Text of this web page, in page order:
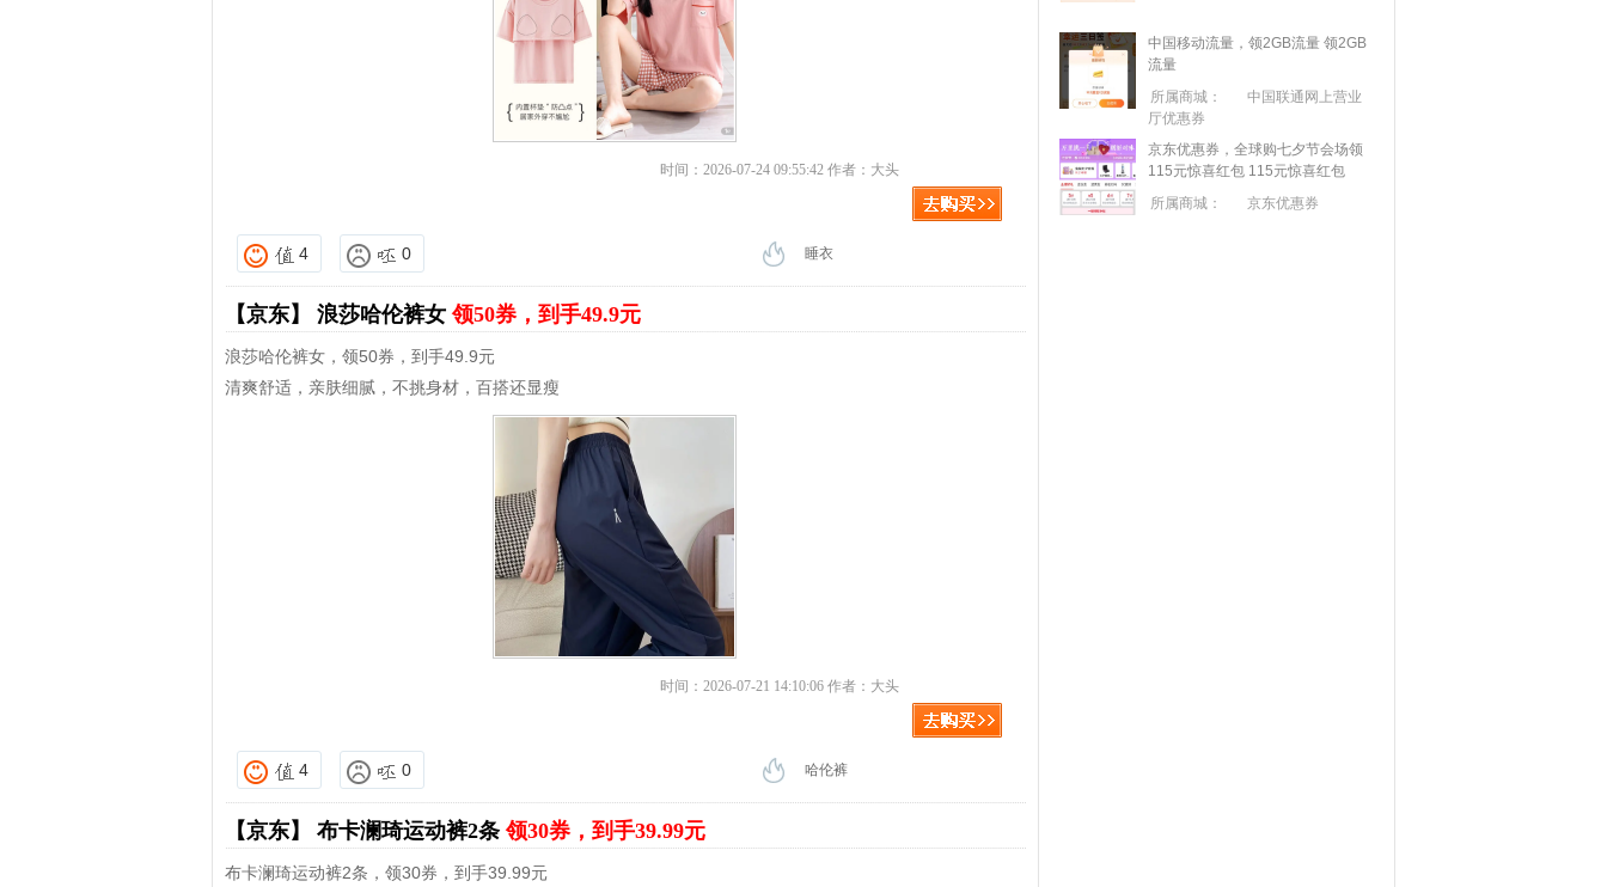
时间：2026-07-24 09:55:42 作者：大头
4 0 睡衣
【京东】 浪莎哈伦裤女领50券，到手49.9元
浪莎哈伦裤女，领50券，到手49.9元
清爽舒适，亲肤细腻，不挑身材，百搭还显瘦
时间：2026-07-21 14:10:06 作者：大头
4 0 哈伦裤
【京东】 布卡澜琦运动裤2条领30券，到手39.99元
布卡澜琦运动裤2条，领30券，到手39.99元
中国移动流量，领2GB流量 领2GB
流量
所属商城：
中国联通网上营业
厅优惠券
京东优惠券，全球购七夕节会场领
115元惊喜红包 115元惊喜红包
所属商城：
京东优惠券